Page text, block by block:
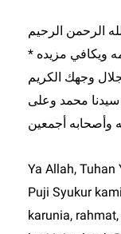
الرحمن الرحيم
* الحمـد لله رب العـالمين* حمدا يوافي نعمه ويكافي مزيده
وجهك الكريم
محمد وعلى
Ya Allah, Tuhan
Puji Syukur
karunia,